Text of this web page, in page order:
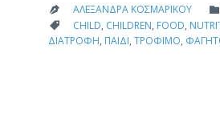
 ΑΛΕΞΆΝΔΡΑ ΚΟΣΜΑΡΊΚΟΥ 
 CATEGORY
CHILD, CHILDREN, FOOD,
ΔΙΑΤΡΟΦΉ, ΠΑΙΔΊ, ΤΡΌΦΙΜΟ,